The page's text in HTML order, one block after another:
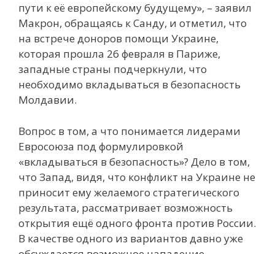
пути к её европейскому будущему», – заявил
Макрон, обращаясь к Санду, и отметил, что
на встрече доноров помощи Украине,
которая прошла 26 февраля в Париже,
западные страны подчеркнули, что
необходимо вкладываться в безопасность
Молдавии.
Вопрос в том, а что понимается лидерами
Евросоюза под формулировкой
«вкладываться в безопасность»? Дело в том,
что Запад, видя, что конфликт на Украине не
приносит ему желаемого стратегического
результата, рассматривает возможность
открытия ещё одного фронта против России.
В качестве одного из вариантов давно уже